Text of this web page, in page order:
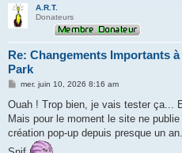
A.R.T.
Donateurs
Re: Changements Importants
Park
M
s
a
g
mer. juin 10, 2026 8:16 am
Ouah ! Trop bien, je vais tester ça...
Mais pour le moment le site ne
création pop-up depuis presque un an.